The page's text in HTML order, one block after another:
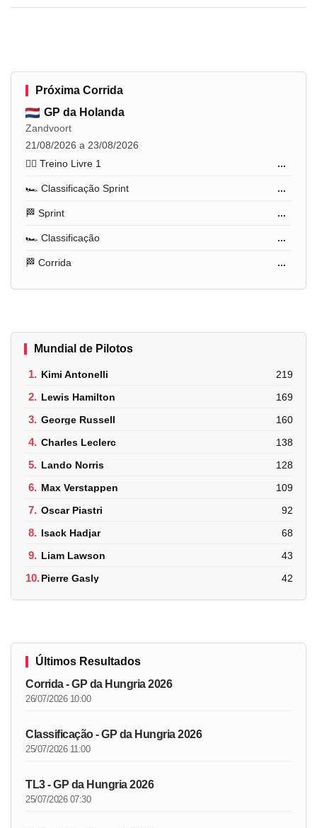
Próxima Corrida
GP da Holanda
Zandvoort
21/08/2026 a 23/08/2026
🏋️‍♂️ Treino Livre 1
...
🏎️ Classificação Sprint ...
🏁 Sprint ...
🏎️ Classificação ...
🏁 Corrida ...
Mundial de Pilotos
1. Kimi Antonelli 219
2. Lewis Hamilton 169
3. George Russell 160
4. Charles Leclerc 138
5. Lando Norris 128
6. Max Verstappen 109
7. Oscar Piastri 92
8. Isack Hadjar 68
9. Liam Lawson 43
10.Pierre Gasly 42
Últimos Resultados
Corrida - GP da Hungria 2026
26/07/2026 10:00
Classificação - GP da Hungria 2026
25/07/2026 11:00
TL3 - GP da Hungria 2026
25/07/2026 07:30